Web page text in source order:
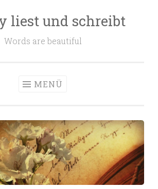
liest und schreibt
Words are beautiful
MENÜ